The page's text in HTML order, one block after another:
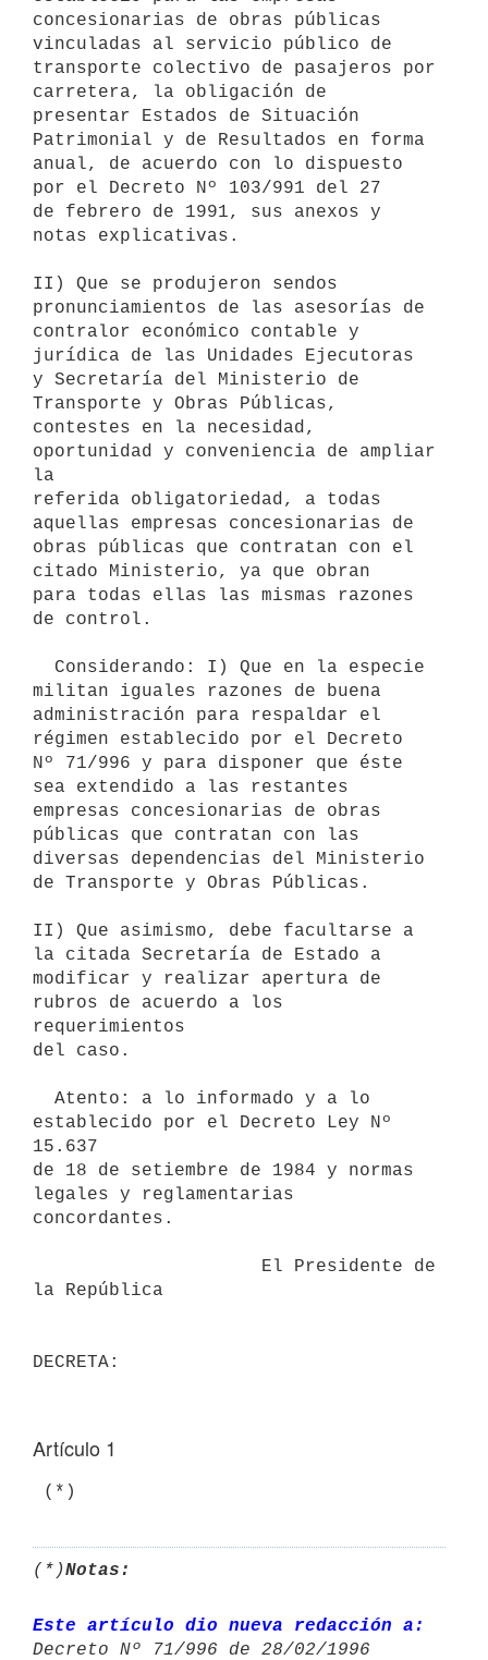
concesionarias de obras públicas
vinculadas al servicio público de
transporte colectivo de pasajeros por
carretera, la obligación de
presentar Estados de Situación
Patrimonial y de Resultados en forma
anual, de acuerdo con lo dispuesto
por el Decreto Nº 103/991 del 27
de febrero de 1991, sus anexos y
notas explicativas.
II) Que se produjeron sendos
pronunciamientos de las asesorías de
contralor económico contable y
jurídica de las Unidades Ejecutoras
y Secretaría del Ministerio de
Transporte y Obras Públicas,
contestes en la necesidad,
oportunidad y conveniencia de ampliar
la
referida obligatoriedad, a todas
aquellas empresas concesionarias de
obras públicas que contratan con el
citado Ministerio, ya que obran
para todas ellas las mismas razones
de control.
militan iguales razones de buena
administración para respaldar el
régimen establecido por el Decreto
Nº 71/996 y para disponer que éste
sea extendido a las restantes
empresas concesionarias de obras
públicas que contratan con las
diversas dependencias del Ministerio
de Transporte y Obras Públicas.
II) Que asimismo, debe facultarse a
la citada Secretaría de Estado a
modificar y realizar apertura de
rubros de acuerdo a los
requerimientos
del caso.
establecido por el Decreto Ley Nº
15.637
de 18 de setiembre de 1984 y normas
legales y reglamentarias
concordantes.
la República
Artículo 1
(*)Notas:
Este artículo dio nueva redacción a:
Decreto Nº 71/996 de 28/02/1996